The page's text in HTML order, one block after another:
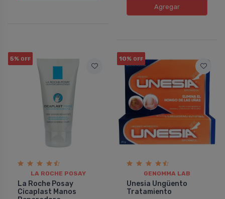
Agregar
5% OFF
LA ROCHE POSAY
La Roche Posay
Cicaplast Manos
10% OFF
GENOMMA LAB
Unesia Ungüento
Tratamiento